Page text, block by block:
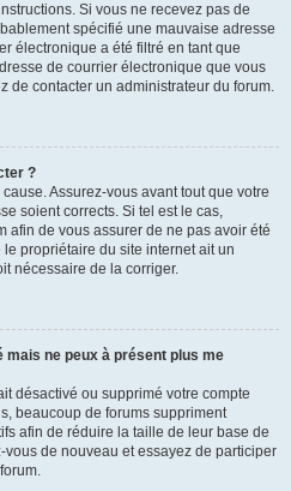
Si vous ne recevez pas de
spécifié une mauvaise adresse
électronique a été filtré en tant que
de courrier électronique que vous
de contacter un administrateur du forum.
?
Assurez-vous avant tout que votre
soient corrects. Si tel est le cas,
afin de vous assurer de ne pas avoir été
propriétaire du site internet ait un
nécessaire de la corriger.
mais ne peux à présent plus me
désactivé ou supprimé votre compte
beaucoup de forums suppriment
afin de réduire la taille de leur base de
de nouveau et essayez de participer